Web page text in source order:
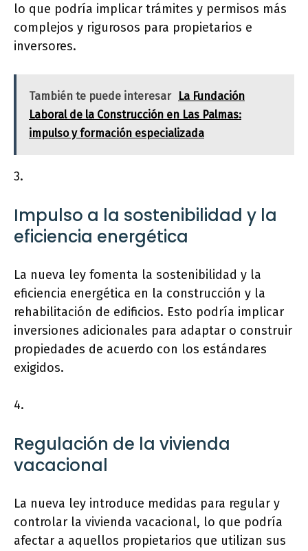
lo que podría implicar trámites y permisos más
complejos y rigurosos para propietarios e
inversores.
También te puede interesar
La Fundación
Laboral de la Construcción en Las Palmas:
impulso y formación especializada
3.
Impulso a la sostenibilidad y la
eficiencia energética
La nueva ley fomenta la sostenibilidad y la
eficiencia energética en la construcción y la
rehabilitación de edificios. Esto podría implicar
inversiones adicionales para adaptar o construir
propiedades de acuerdo con los estándares
exigidos.
4.
Regulación de la vivienda
vacacional
La nueva ley introduce medidas para regular y
controlar la vivienda vacacional, lo que podría
afectar a aquellos propietarios que utilizan sus